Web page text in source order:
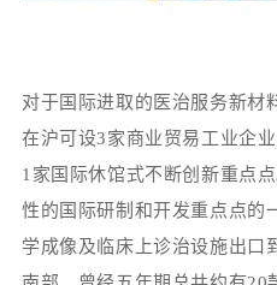
对于国际进取的医治服务新材
在沪可设3家商业贸易工业企
1家国际休馆式不断创新重点
性的国际研制和开发重点点的
学成像及临床上诊治设施出口